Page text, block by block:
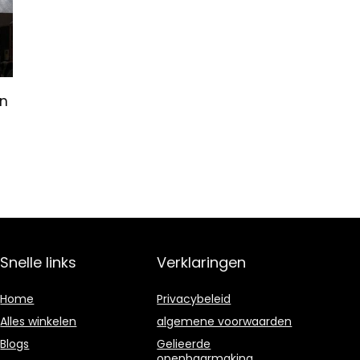
Snelle links
Home
Alles winkelen
Blogs
Verklaringen
Privacybeleid
algemene voorwaarden
Gelieerde